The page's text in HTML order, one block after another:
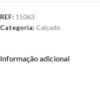
REF: 15063
Categoria: Calçado
Informação adicional